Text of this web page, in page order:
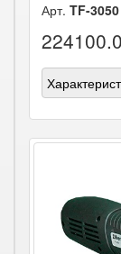
Арт. TF-3050